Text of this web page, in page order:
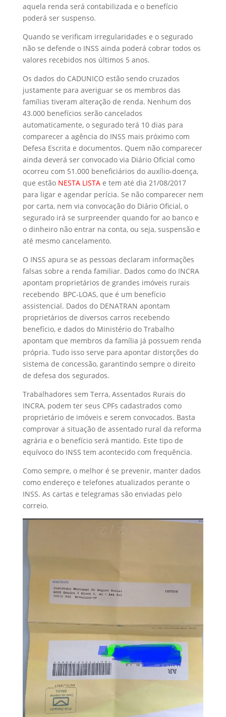
aquela renda será contabilizada e o benefício
poderá ser suspenso.
Quando se verificam irregularidades e o segurado
não se defende o INSS ainda poderá cobrar todos os
valores recebidos nos últimos 5 anos.
Os dados do CADUNICO estão sendo cruzados
justamente para averiguar se os membros das
famílias tiveram alteração de renda. Nenhum dos
43.000 benefícios serão cancelados
automaticamente, o segurado terá 10 dias para
comparecer a agência do INSS mais próximo com
Defesa Escrita e documentos. Quem não comparecer
ainda deverá ser convocado via Diário Oficial como
ocorreu com 51.000 beneficiários do auxílio-doença,
que estão NESTA LISTA e tem até dia 21/08/2017
para ligar e agendar perícia. Se não comparecer nem
por carta, nem via convocação do Diário Oficial, o
segurado irá se surpreender quando for ao banco e
o dinheiro não entrar na conta, ou seja, suspensão e
até mesmo cancelamento.
O INSS apura se as pessoas declaram informações
falsas sobre a renda familiar. Dados como do INCRA
apontam proprietários de grandes imóveis rurais
recebendo BPC-LOAS, que é um benefício
assistencial. Dados do DENATRAN apontam
proprietários de diversos carros recebendo
benefício, e dados do Ministério do Trabalho
apontam que membros da família já possuem renda
própria. Tudo isso serve para apontar distorções do
sistema de concessão, garantindo sempre o direito
de defesa dos segurados.
Trabalhadores sem Terra, Assentados Rurais do
INCRA, podem ter seus CPFs cadastrados como
proprietário de imóveis e serem convocados. Basta
comprovar a situação de assentado rural da reforma
agrária e o benefício será mantido. Este tipo de
equívoco do INSS tem acontecido com frequência.
Como sempre, o melhor é se prevenir, manter dados
como endereço e telefones atualizados perante o
INSS. As cartas e telegramas são enviadas pelo
correio.